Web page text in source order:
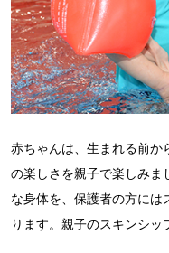
赤ちゃんは、生まれる前か
の楽しさを親子で楽しみま
な身体を、保護者の方には
ります。親子のスキンシッ